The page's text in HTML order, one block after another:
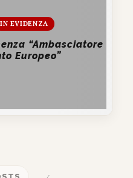
IN EVIDENZA
“Ambasciatore
Europeo”